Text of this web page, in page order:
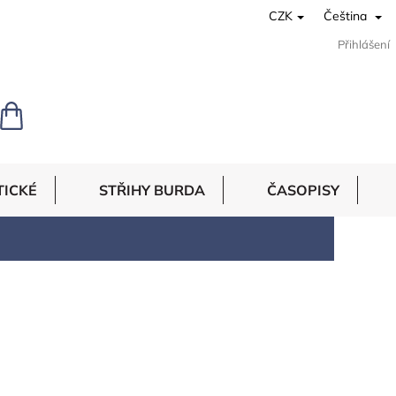
CZK Čeština
Přihlášení
NÁKUPNÍ
KOŠÍK
STŘIHY BURDA ČASOPISY